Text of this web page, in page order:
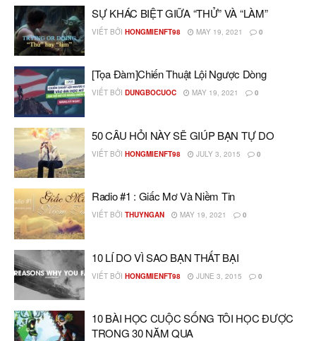
SỰ KHÁC BIỆT GIỮA “THỬ” VÀ “LÀM”
VIẾT BỞI HONGMIENFT98 MAY 19, 2021 0
[Tọa Đàm]Chiến Thuật Lội Ngược Dòng
VIẾT BỞI DUNGBOCUOC MAY 19, 2021 0
50 CÂU HỎI NÀY SẼ GIÚP BẠN TỰ DO
VIẾT BỞI HONGMIENFT98 JULY 3, 2015 0
Radio #1 : Giấc Mơ Và Niềm Tin
VIẾT BỞI THUYNGAN MAY 19, 2021 0
10 LÍ DO VÌ SAO BẠN THẤT BẠI
VIẾT BỞI HONGMIENFT98 JUNE 3, 2015 0
10 BÀI HỌC CUỘC SỐNG TÔI HỌC ĐƯỢC
TRONG 30 NĂM QUA